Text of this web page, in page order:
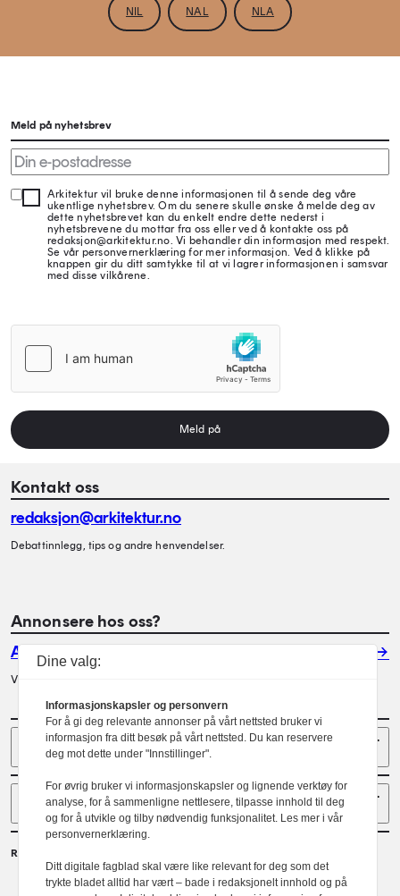
NIL NAL NLA
Meld på nyhetsbrev
Arkitektur vil bruke denne informasjonen til å sende deg våre
ukentlige nyhetsbrev. Om du senere skulle ønske å melde deg av
dette nyhetsbrevet kan du enkelt endre dette nederst i
nyhetsbrevene du mottar fra oss eller ved å kontakte oss på
redaksjon@arkitektur.no. Vi behandler din informasjon med respekt.
Se vår personvernerklæring for mer informasjon. Ved å klikke på
knappen gir du ditt samtykke til at vi lagrer informasjonen i samsvar
med disse vilkårene.
Meld på
Kontakt oss
redaksjon@arkitektur.no
Debattinnlegg, tips og andre henvendelser.
Annonsere hos oss?
Annonser
Vil du annonsere i Arkitektur? Les mer her.
Sider
Følg oss
Redaktør
Gaute Brochmann
Dine valg:
Informasjonskapsler og personvern
For å gi deg relevante annonser på vårt nettsted bruker vi
informasjon fra ditt besøk på vårt nettsted. Du kan reservere
deg mot dette under "Innstillinger".
For øvrig bruker vi informasjonskapsler og lignende verktøy for
analyse, for å sammenligne nettlesere, tilpasse innhold til deg
og for å utvikle og tilby nødvendig funksjonalitet. Les mer i vår
personvernerklæring.
Ditt digitale fagblad skal være like relevant for deg som det
trykte bladet alltid har vært – bade i redaksjonelt innhold og på